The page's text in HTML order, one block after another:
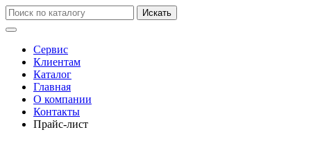
Искать
Сервис
Клиентам
Каталог
Главная
О компании
Контакты
Прайс-лист